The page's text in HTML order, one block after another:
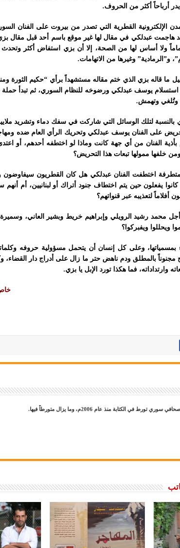
أرباحاً أكثر من الحروف.
الإلكترونية القطرية التي تصدر من بيروت على الفنان
هاجمت عبدلكي في مقال لها غير موقع باسم أحد قبل مقال
ولا أساس لها من الصحة، إلا أن بزي استفاض أكثر وتحدث
و”الرمادية” وغيرها من الاتهامات.
ما قاله بزي الذي ختم مقاله مستشهداً برأي “حكيم الثورة
يوسف عبدلكي ورضوخه للنظام السوري، ثم تبدأ حملة
وتُلغي وتهمش.
لتلك الوسائل التي شاركت في سفك دماء وتشريد
على الفنان يوسف عبدلكي وتحريك الرأي العام ضده
الفنان من أي جهة كانت وماذا لو اختطفه أحدهم، أو
خلفها ممولها تبعات هذا التحريض؟
اختطفت الفنان عبدلكي هل كان القطريون سيفاوضون
يفعلون حين يتم اختطاف جنود أتراك أو لبنانيين، أم
أفلاماً لتعذيبه عبر قنواتهم؟
أجل محمد رشيد الرويلي وإبراهيم خريط وبشير العاني،
ويحللوا ويفبركوا؟
بمسمياتها، وعلى كل إنسان أن يتحمل مسؤولية حروفه
مجنوناً بالمطلق ودم ناهض حتر ما زال على أدراج دار
وارتداداته، فما هكذا تورد الإبل يا بزي.
سوري تورط في الكتابة منذ عام 2006م، وما يزال متورطاً فيها.